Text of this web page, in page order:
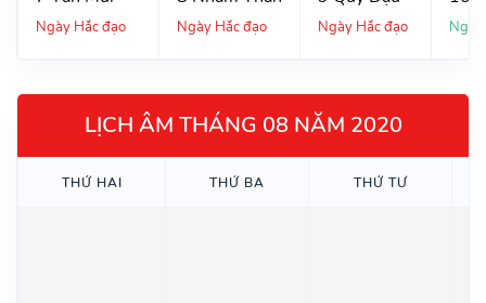
Ngày Hắc đạo Ngày Hắc đạo Ngày Hắc đạo
LỊCH ÂM THÁNG 08 NĂM 2020
THỨHAI THỨ BA THỨTƯ